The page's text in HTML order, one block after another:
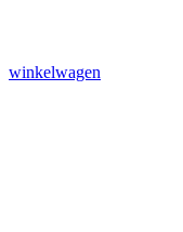
winkelwagen